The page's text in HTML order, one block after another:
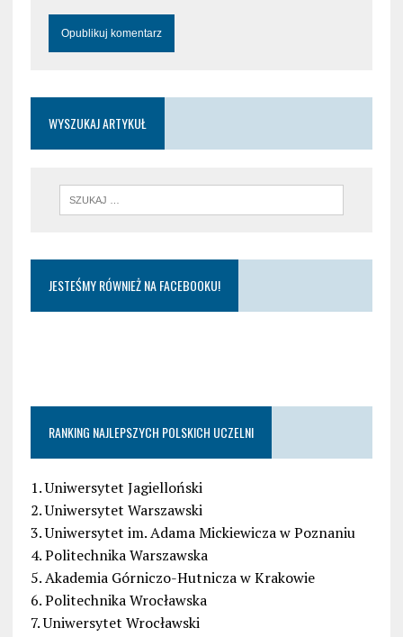
WYSZUKAJ ARTYKUŁ
JESTEŚMY RÓWNIEŻ NA FACEBOOKU!
RANKING NAJLEPSZYCH POLSKICH UCZELNI
1. Uniwersytet Jagielloński
2. Uniwersytet Warszawski
3. Uniwersytet im. Adama Mickiewicza w Poznaniu
4. Politechnika Warszawska
5. Akademia Górniczo-Hutnicza w Krakowie
6. Politechnika Wrocławska
7. Uniwersytet Wrocławski